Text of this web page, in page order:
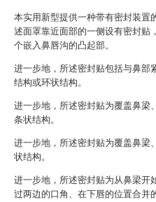
本实用新型提供一种带有密封装置
述面罩靠近面部的一侧设有密封贴
个嵌入鼻唇沟的凸起部。
进一步地，所述密封贴包括与鼻部
结构或环状结构。
进一步地，所述密封贴为覆盖鼻梁
条状结构。
进一步地，所述密封贴为覆盖鼻梁
状结构。
进一步地，所述密封贴为从鼻梁开
过两边的口角、在下唇的位置合并